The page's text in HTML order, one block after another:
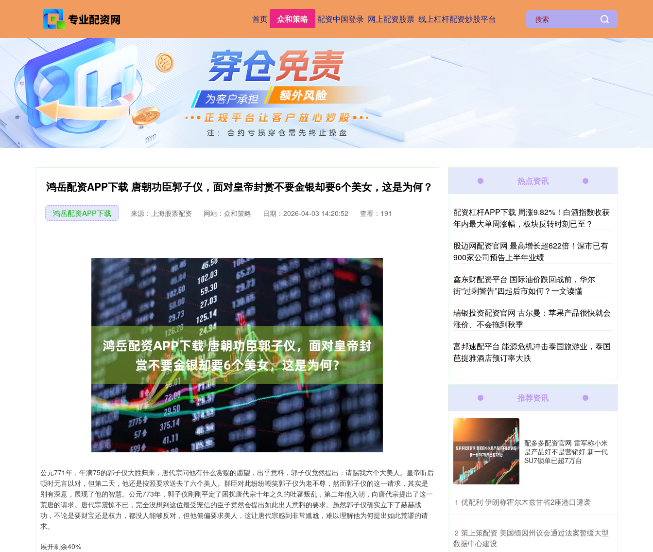
首页 众和策略 配资中国登录 网上配资股票 线上杠杆配资炒股平台
鸿岳配资APP下载 唐朝功臣郭子仪，面对皇帝封赏不要金银却要6个美女，这是为何？
鸿岳配资APP下载 来源：上海股票配资 网站：众和策略 日期：2026-04-03 14:20:52 查看：191
公元771年，年满75的郭子仪大胜归来，唐代宗问他有什么赏赐的愿望，出乎意料，郭子仪竟然提出：请赐我六个大美人。皇帝听后
顿时无言以对，但第二天，他还是按照要求送去了六个美人。群臣对此纷纷嘲笑郭子仪为老不尊，然而郭子仪的这一请求，其实是
别有深意，展现了他的智慧。公元773年，郭子仪刚刚平定了困扰唐代宗十年之久的吐蕃叛乱，第二年他入朝，向唐代宗提出了这一
荒唐的请求。唐代宗震惊不已，完全没想到这位最受宠信的臣子竟然会提出如此出人意料的要求。虽然郭子仪确实立下了赫赫战
功，不论是要财宝还是权力，都没人能够反对，但他偏偏要求美人，这让唐代宗感到非常尴尬，难以理解他为何提出如此荒谬的请
求。
展开剩余40%
热点资讯
配资杠杆APP下载 周涨9.82%！白酒指数收获
年内最大单周涨幅，板块反转时刻已至？
股迈网配资官网 最高增长超622倍！深市已有
900家公司预告上半年业绩
鑫东财配资平台 国际油价跌回战前，华尔
街“过剩警告”四起后市如何？一文读懂
瑞银投资配资官网 古尔曼：苹果产品很快就会
涨价、不会拖到秋季
富邦速配平台 能源危机冲击泰国旅游业，泰国
芭提雅酒店预订率大跌
推荐资讯
配多多配资官网 雷军称小米
是产品好不是营销好 新一代
SU7锁单已超7万台
1 ​优配利 伊朗称霍尔木兹甘省2座港口遭袭
2 ​策上策配资 美国缅因州议会通过法案暂缓大型
数据中心建设